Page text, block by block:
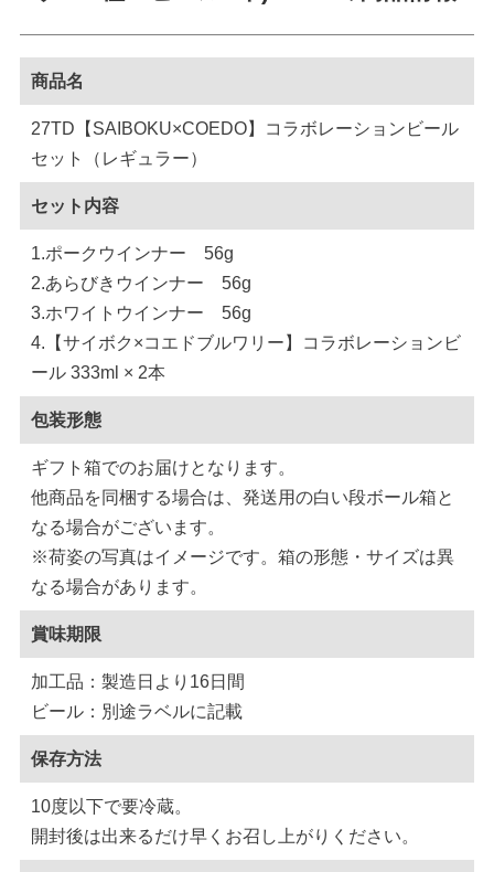
商品名
27TD【SAIBOKU×COEDO】コラボレーションビール
セット（レギュラー）
セット内容
1.ポークウインナー 56g
2.あらびきウインナー 56g
3.ホワイトウインナー 56g
4.【サイボク×コエドブルワリー】コラボレーションビ
ール 333ml × 2本
包装形態
ギフト箱でのお届けとなります。
他商品を同梱する場合は、発送用の白い段ボール箱と
なる場合がございます。
※荷姿の写真はイメージです。箱の形態・サイズは異
なる場合があります。
賞味期限
加工品：製造日より16日間
ビール：別途ラベルに記載
保存方法
10度以下で要冷蔵。
開封後は出来るだけ早くお召し上がりください。